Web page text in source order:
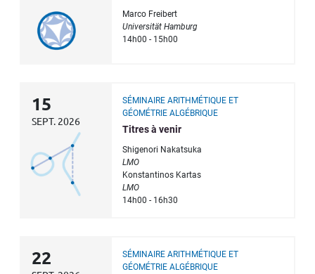
Marco Freibert
Universität Hamburg
14h00 - 15h00
15
SEPT. 2026
SÉMINAIRE ARITHMÉTIQUE ET
GÉOMÉTRIE ALGÉBRIQUE
Titres à venir
Shigenori Nakatsuka
LMO
Konstantinos Kartas
LMO
14h00 - 16h30
22
SÉMINAIRE ARITHMÉTIQUE ET
GÉOMÉTRIE ALGÉBRIQUE